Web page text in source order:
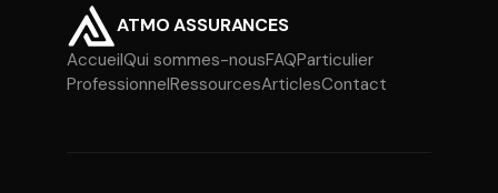
ATMO ASSURANCES
AccueilQui sommes-nousFAQParticulier
ProfessionnelRessourcesArticlesContact